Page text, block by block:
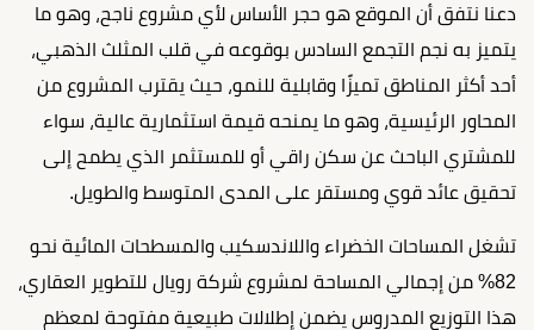
دعنا نتفق أن الموقع هو حجر الأساس لأي مشروع ناجح، وهو ما
يتميز به نجم التجمع السادس بوقوعه في قلب المثلث الذهبي،
أحد أكثر المناطق تميزًا وقابلية للنمو، حيث يقترب المشروع من
المحاور الرئيسية، وهو ما يمنحه قيمة استثمارية عالية، سواء
للمشتري الباحث عن سكن راقي أو للمستثمر الذي يطمح إلى
تحقيق عائد قوي ومستقر على المدى المتوسط والطويل.
تشغل المساحات الخضراء واللاندسكيب والمسطحات المائية نحو
82% من إجمالي المساحة لمشروع شركة رويال للتطوير العقاري،
هذا التوزيع المدروس يضمن إطلالات طبيعية مفتوحة لمعظم